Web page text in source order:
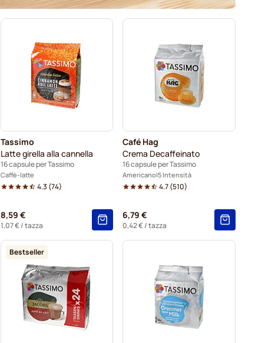
Tassimo
Latte girella alla cannella
16 capsule per Tassimo
Caffè-latte
4.3 (74)
8,59 €
1,07 €/ tazza
Café Hag
Crema Decaffeinato
16 capsule per Tassimo
Americano 5 Intensità
4.7(510)
6,79 €
0,42 €/ tazza
Bestseller